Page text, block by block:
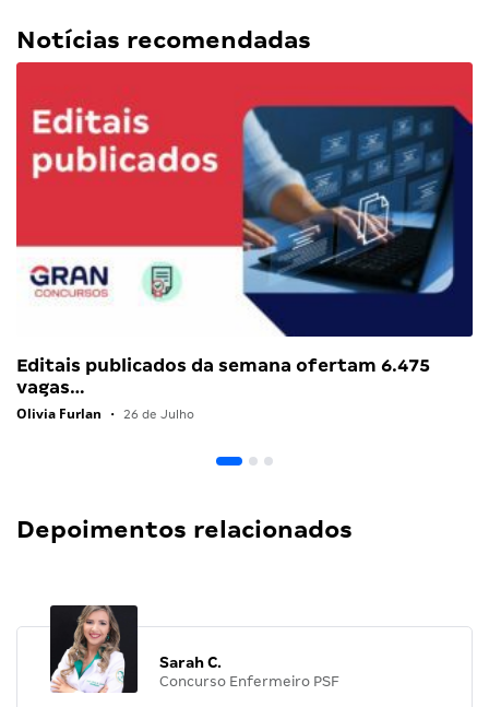
Notícias recomendadas
Editais publicados da semana ofertam 6.475
vagas…
Olivia Furlan • 26 de Julho
Depoimentos relacionados
Sarah C.
Concurso Enfermeiro PSF